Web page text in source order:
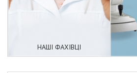
НАШІ ФАХІВЦІ